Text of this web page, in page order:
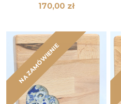
170,00 zł
NA ZAMÓWIENIE